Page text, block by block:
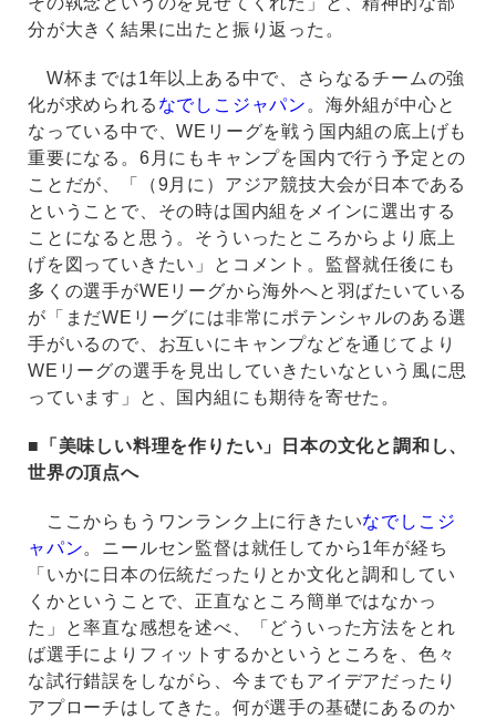
分が大きく結果に出たと振り返った。
W杯までは1年以上ある中で、さらなるチームの強
化が求められる なでしこジャパン。海外組が中心と
なっている中で、WEリーグを戦う国内組の底上げも
重要になる。6月にもキャンプを国内で行う予定との
ことだが、「（9月に）アジア競技大会が日本である
ということで、その時は国内組をメインに選出する
ことになると思う。そういったところからより底上
げを図っていきたい」とコメント。監督就任後にも
多くの選手がWEリーグから海外へと羽ばたいている
が「まだWEリーグには非常にポテンシャルのある選
手がいるので、お互いにキャンプなどを通じてより
WEリーグの選手を見出していきたいなという風に思
っています」と、国内組にも期待を寄せた。
■「美味しい料理を作りたい」日本の文化と調和し、
世界の頂点へ
ここからもうワンランク上に行きたいなでしこジ
ャパン。ニールセン監督は就任してから1年が経ち
「いかに日本の伝統だったりとか文化と調和してい
くかということで、正直なところ簡単ではなかっ
た」と率直な感想を述べ、「どういった方法をとれ
ば選手によりフィットするかというところを、色々
な試行錯誤をしながら、今までもアイデアだったり
アプローチはしてきた。何が選手の基礎にあるのか